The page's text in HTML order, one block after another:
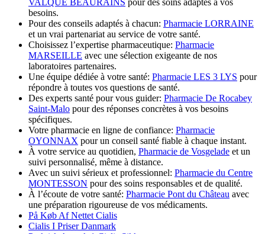
VALQUE BEAURAINS pour des soins adaptés à vos
besoins.
Pour des conseils adaptés à chacun: Pharmacie LORRAINE
et un vrai partenariat au service de votre santé.
Choisissez l’expertise pharmaceutique: Pharmacie
MARSEILLE avec une sélection exigeante de nos
laboratoires partenaires.
Une équipe dédiée à votre santé: Pharmacie LES 3 LYS pour
répondre à toutes vos questions de santé.
Des experts santé pour vous guider: Pharmacie De Rocabey
Saint-Malo pour des réponses concrètes à vos besoins
spécifiques.
Votre pharmacie en ligne de confiance: Pharmacie
OYONNAX pour un conseil santé fiable à chaque instant.
À votre service au quotidien, Pharmacie de Vosgelade et un
suivi personnalisé, même à distance.
Avec un suivi sérieux et professionnel: Pharmacie du Centre
MONTESSON pour des soins responsables et de qualité.
À l’écoute de votre santé: Pharmacie Pont du Château avec
une préparation rigoureuse de vos médicaments.
På Køb Af Nettet Cialis
Cialis I Priser Danmark